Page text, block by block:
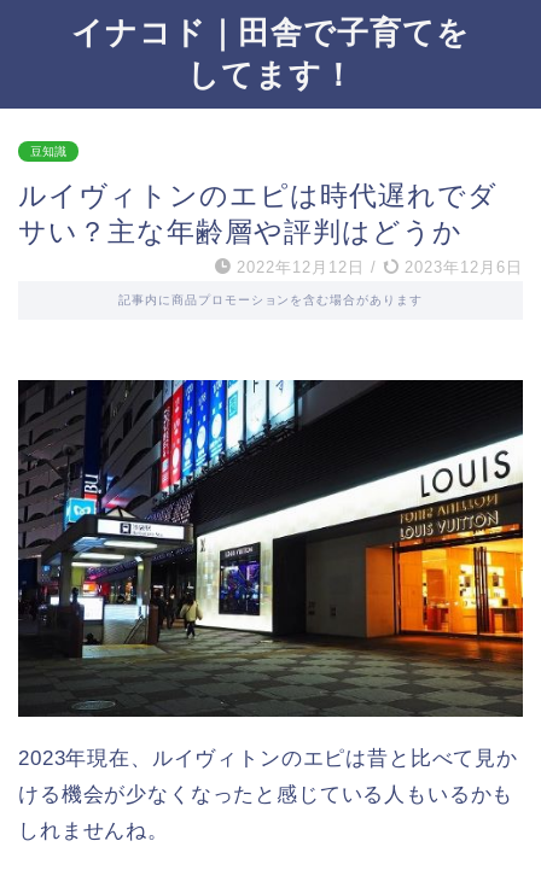
イナコド｜田舎で子育てを
してます！
豆知識
ルイヴィトンのエピは時代遅れでダ
サい？主な年齢層や評判はどうか
2022年12月12日 / 2023年12月6日
記事内に商品プロモーションを含む場合があります
2023年現在、ルイヴィトンのエピは昔と比べて見か
ける機会が少なくなったと感じている人もいるかも
しれませんね。